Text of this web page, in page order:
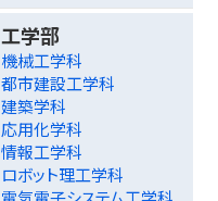
工学部
機械工学科
都市建設工学科
建築学科
応用化学科
情報工学科
ロボット理工学科